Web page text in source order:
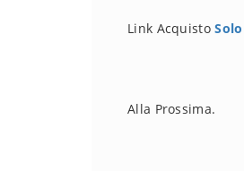
Link Acquisto
Alla Prossima.